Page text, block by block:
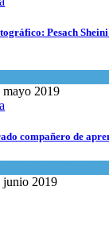
Pesach
mayo 2019
compañero de
junio 2019